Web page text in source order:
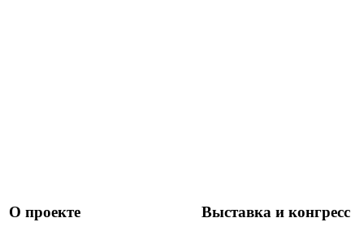
О проекте Выставка и конгресс